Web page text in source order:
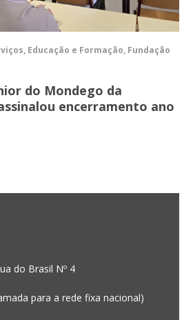
Educação e Formação, Fundação
do Mondego da
encerramento ano
do Brasil Nº 4
para a rede fixa nacional)